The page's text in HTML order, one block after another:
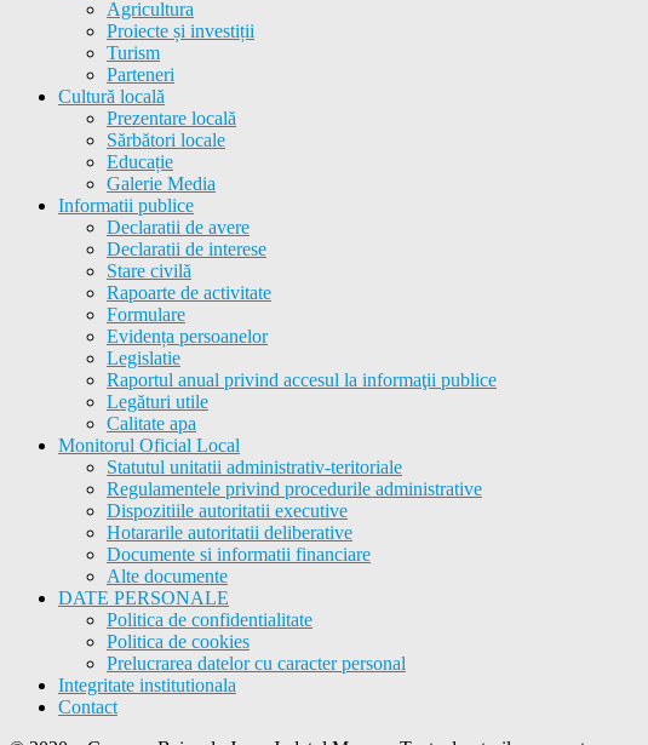
Agricultura
Proiecte și investiții
Turism
Parteneri
Cultură locală
Prezentare locală
Sărbători locale
Educație
Galerie Media
Informatii publice
Declaratii de avere
Declaratii de interese
Stare civilă
Rapoarte de activitate
Formulare
Evidența persoanelor
Legislatie
Raportul anual privind accesul la informaţii publice
Legături utile
Calitate apa
Monitorul Oficial Local
Statutul unitatii administrativ-teritoriale
Regulamentele privind procedurile administrative
Dispozitiile autoritatii executive
Hotararile autoritatii deliberative
Documente si informatii financiare
Alte documente
DATE PERSONALE
Politica de confidentialitate
Politica de cookies
Prelucrarea datelor cu caracter personal
Integritate institutionala
Contact